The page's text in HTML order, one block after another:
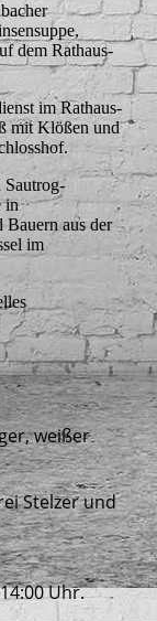
dem Rathaus-
im Rathaus-
mit Klößen und
Sautrog-
in
Bauern aus der
im
weißer
Stelzer und
Uhr.